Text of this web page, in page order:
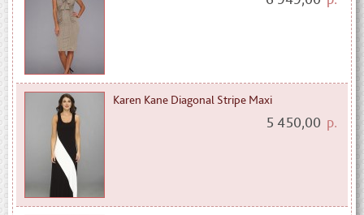
Karen Kane Diagonal Stripe Maxi
5 450,00 р.